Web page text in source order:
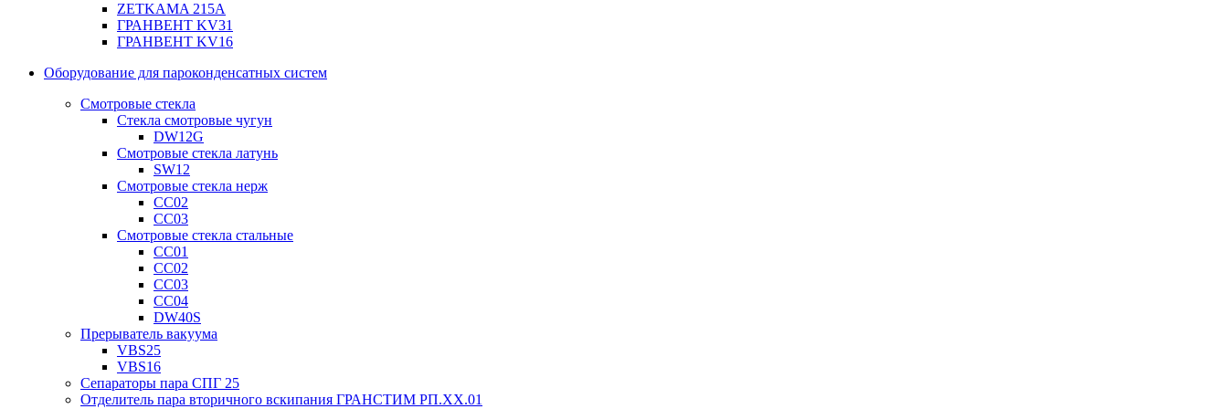
ZETKAMA 215A
ГРАНВЕНТ KV31
ГРАНВЕНТ KV16
Оборудование для пароконденсатных систем
Смотровые стекла
Стекла смотровые чугун
DW12G
Смотровые стекла латунь
SW12
Смотровые стекла нерж
СС02
СС03
Смотровые стекла стальные
СС01
СС02
СС03
СС04
DW40S
Прерыватель вакуума
VBS25
VBS16
Сепараторы пара СПГ 25
Отделитель пара вторичного вскипания ГРАНСТИМ РП.XX.01